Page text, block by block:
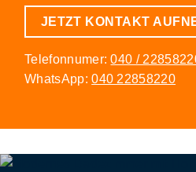
JETZT KONTAKT
Telefonnumer:040 /
WhatsApp:040 22858220